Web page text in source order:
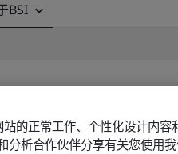
BSI
的正常工作、个性化设计内
分析合作伙伴分享有关您使用我